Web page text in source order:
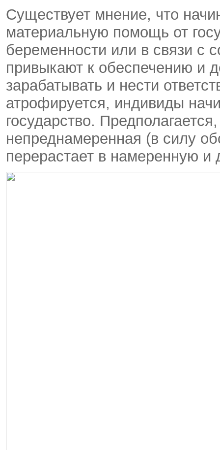
Существует мнение, что
материальную помощь от
беременности или в связи с
привыкают к обеспечению и
зарабатывать и нести
атрофируется, индивиды
государство.
непреднамеренная (в силу
перерастает в намеренную